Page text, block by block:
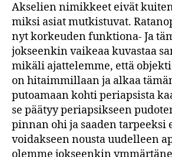
Akselien nimikkeet eivät
miksi asiat mutkistuvat.
nyt korkeuden funktiona- Ja
jokseenkin vaikeaa kuvastaa
mikäli ajattelemme, että objekti
on hitaimmillaan ja alkaa
putoamaan kohti periapsista
se päätyy periapsikseen
pinnan ohi ja saaden tarpeeksi
voidakseen nousta uudelleen